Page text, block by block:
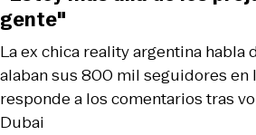
La ex chica reality argentina habla
alaban sus 800 mil seguidores en
responde a los comentarios tras
Dubai
gente"